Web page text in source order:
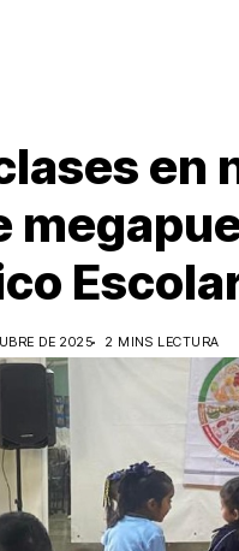
en
DE 2025 2 MINS LECTURA